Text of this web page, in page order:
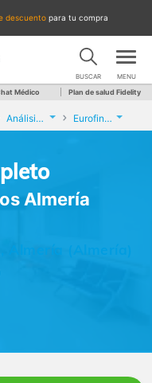
descuento para tu compra
BUSCAR MENU
Médico Plan de salud Fidelity
Análisis de ETS completo Eurofins Análisis Clínicos Almería
Almería